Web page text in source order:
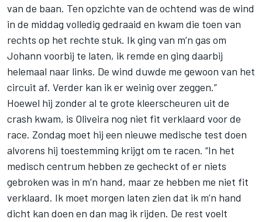
van de baan. Ten opzichte van de ochtend was de wind
in de middag volledig gedraaid en kwam die toen van
rechts op het rechte stuk. Ik ging van m’n gas om
Johann voorbij te laten, ik remde en ging daarbij
helemaal naar links. De wind duwde me gewoon van het
circuit af. Verder kan ik er weinig over zeggen.”
Hoewel hij zonder al te grote kleerscheuren uit de
crash kwam, is Oliveira nog niet fit verklaard voor de
race. Zondag moet hij een nieuwe medische test doen
alvorens hij toestemming krijgt om te racen. “In het
medisch centrum hebben ze gecheckt of er niets
gebroken was in m’n hand, maar ze hebben me niet fit
verklaard. Ik moet morgen laten zien dat ik m’n hand
dicht kan doen en dan mag ik rijden. De rest voelt